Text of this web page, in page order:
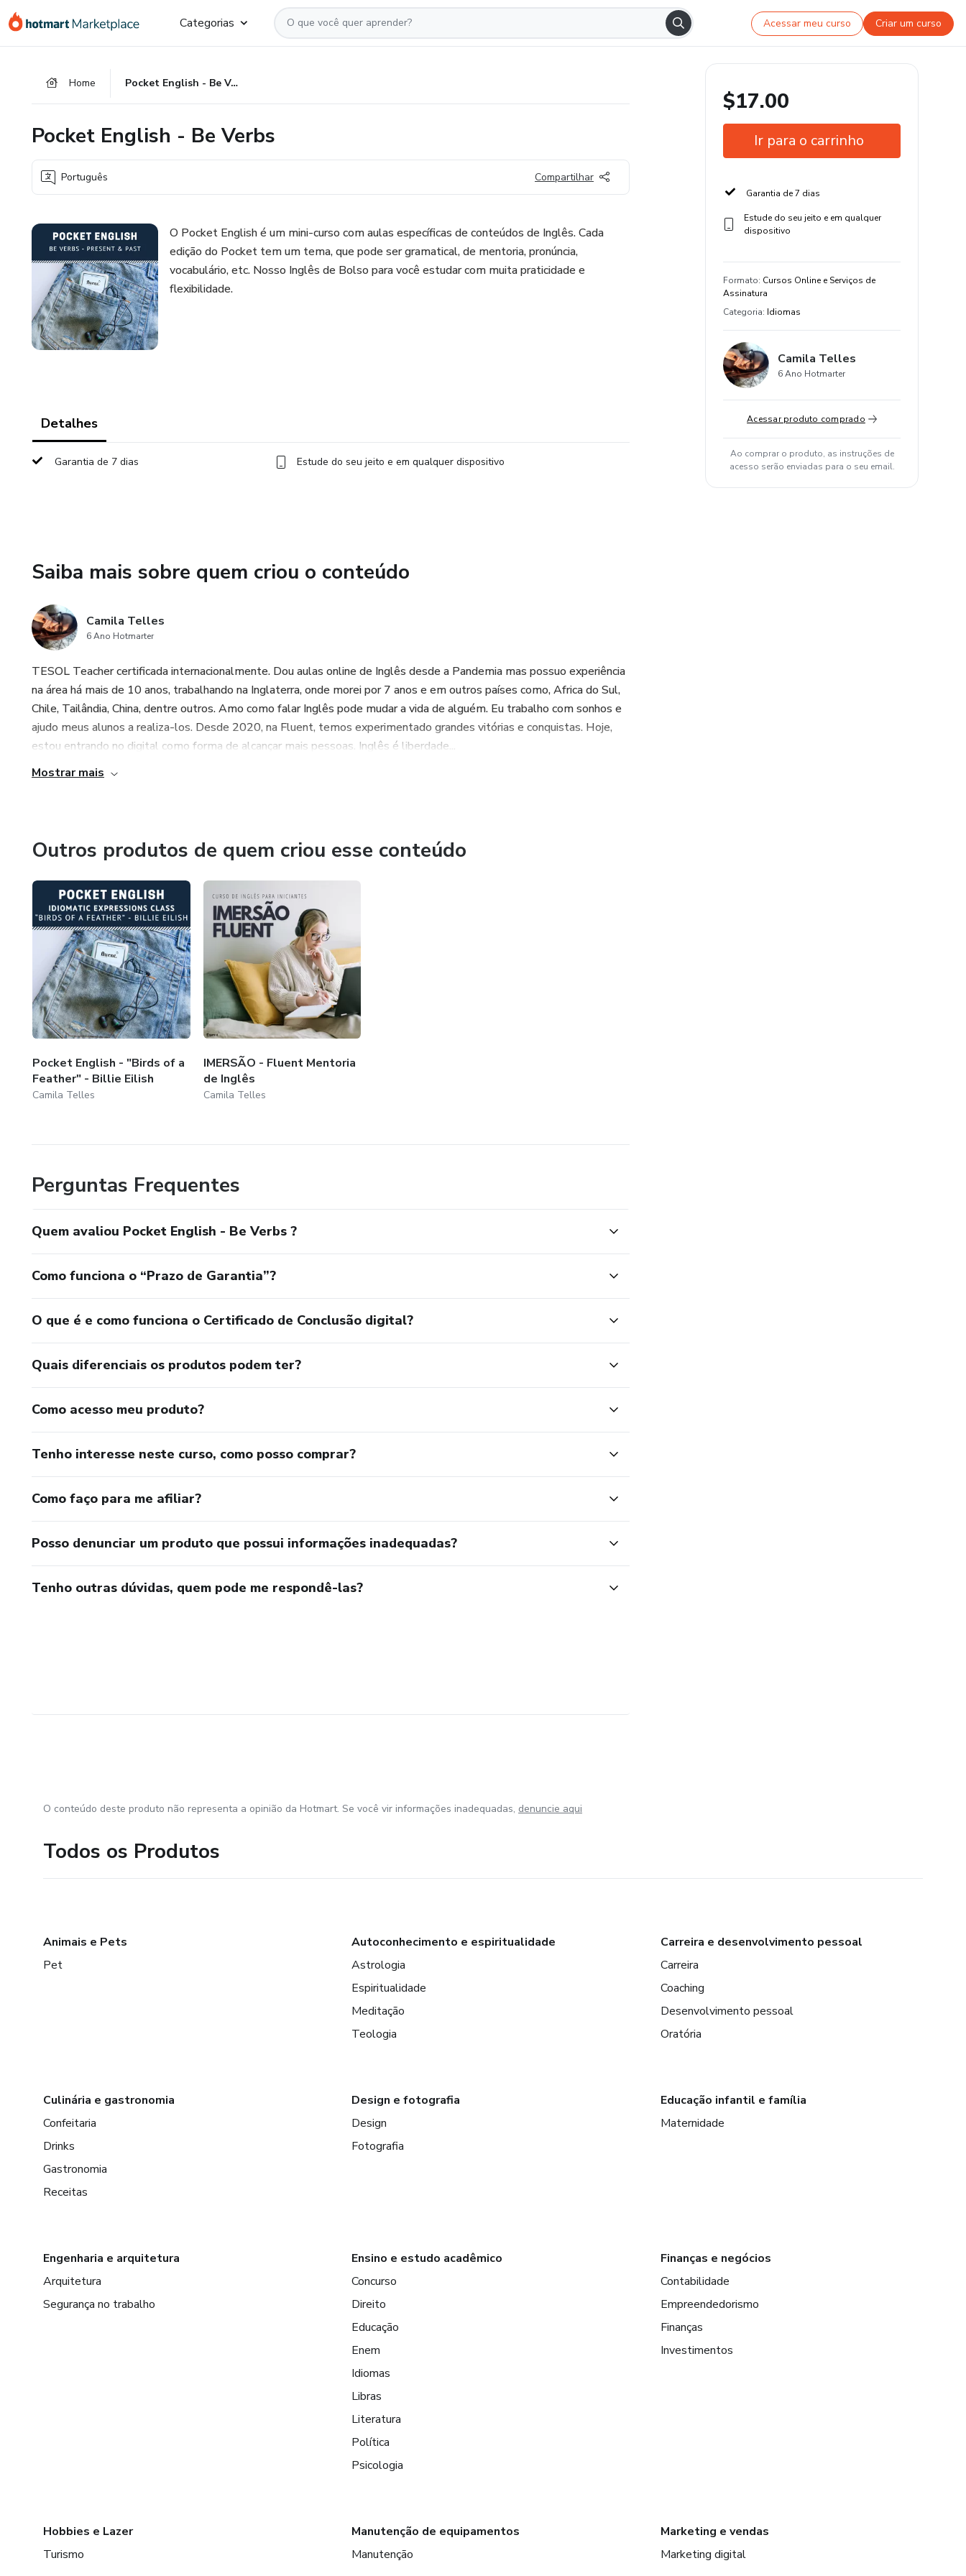
para
para
para
Categorias Acessar meu curso Criar um curso
Home Pocket English - Be Verbs
Pocket English - Be Verbs
Português Compartilhar
O Pocket English é um mini-curso com aulas específicas de conteúdos de Inglês. Cada
edição do Pocket tem um tema, que pode ser gramatical, de mentoria, pronúncia,
vocabulário, etc. Nosso Inglês de Bolso para você estudar com muita praticidade e
flexibilidade.
Detalhes
Garantia de 7 dias Estude do seu jeito e em qualquer dispositivo
Saiba mais sobre quem criou o conteúdo
Camila Telles
6 Ano Hotmarter
TESOL Teacher certificada internacionalmente. Dou aulas online de Inglês desde a Pandemia mas possuo experiência
na área há mais de 10 anos, trabalhando na Inglaterra, onde morei por 7 anos e em outros países como, Africa do Sul,
Chile, Tailândia, China, dentre outros. Amo como falar Inglês pode mudar a vida de alguém. Eu trabalho com sonhos e
ajudo meus alunos a realiza-los. Desde 2020, na Fluent, temos experimentado grandes vitórias e conquistas. Hoje,
estou entrando no digital como forma de alcançar mais pessoas. Inglês é liberdade...
Mostrar mais
Outros produtos de quem criou esse conteúdo
Pocket English - "Birds of a
Feather" - Billie Eilish
Camila Telles
IMERSÃO - Fluent Mentoria
de Inglês
Camila Telles
Perguntas Frequentes
Quem avaliou Pocket English - Be Verbs ?
Como funciona o “Prazo de Garantia”?
O que é e como funciona o Certificado de Conclusão digital?
Quais diferenciais os produtos podem ter?
Como acesso meu produto?
Tenho interesse neste curso, como posso comprar?
Como faço para me afiliar?
Posso denunciar um produto que possui informações inadequadas?
Tenho outras dúvidas, quem pode me respondê-las?
$17.00
Ir para o carrinho
Garantia de 7 dias
Estude do seu jeito e em qualquer
dispositivo
Formato: Cursos Online e Serviços de
Assinatura
Categoria: Idiomas
Camila Telles
6 Ano Hotmarter
Acessar produto comprado
Ao comprar o produto, as instruções de
acesso serão enviadas para o seu email.
O conteúdo deste produto não representa a opinião da Hotmart. Se você vir informações inadequadas, denuncie aqui
Todos os Produtos
Animais e Pets
Pet
Autoconhecimento e espiritualidade
Astrologia
Espiritualidade
Meditação
Teologia
Carreira e desenvolvimento pessoal
Carreira
Coaching
Desenvolvimento pessoal
Oratória
Culinária e gastronomia
Confeitaria
Drinks
Gastronomia
Receitas
Design e fotografia
Design
Fotografia
Educação infantil e família
Maternidade
Engenharia e arquitetura
Arquitetura
Segurança no trabalho
Ensino e estudo acadêmico
Concurso
Direito
Educação
Enem
Idiomas
Libras
Literatura
Política
Psicologia
Finanças e negócios
Contabilidade
Empreendedorismo
Finanças
Investimentos
Hobbies e Lazer
Turismo
Manutenção de equipamentos
Manutenção
Marketing e vendas
Marketing digital